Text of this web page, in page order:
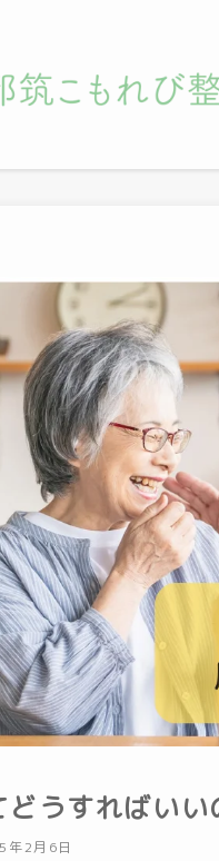
うすればいい
年2月6日